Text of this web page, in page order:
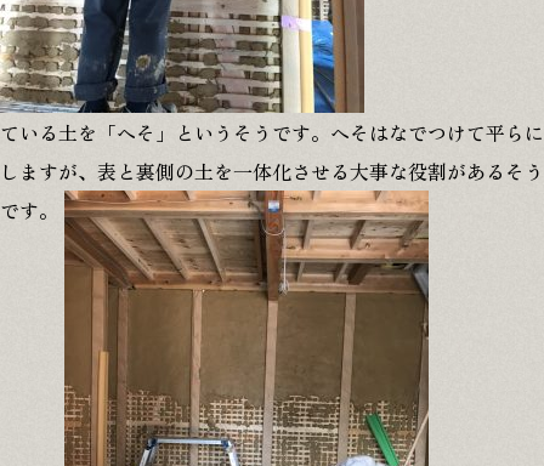
ている土を「へそ」というそうです。へそはなでつけて平らに
しますが、表と裏側の土を一体化させる大事な役割があるそう
です。